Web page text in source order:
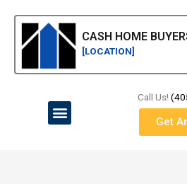
content
CASH HOME
[LOCATION]
Menu
Call Us!
Get